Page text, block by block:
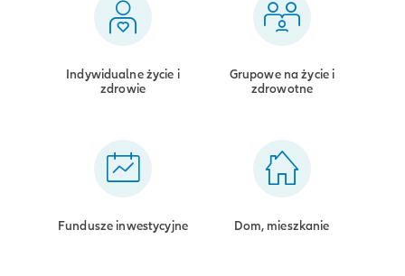
Indywidualne życie i
zdrowie
Grupowe na życie i
zdrowotne
Fundusze inwestycyjne Dom, mieszkanie